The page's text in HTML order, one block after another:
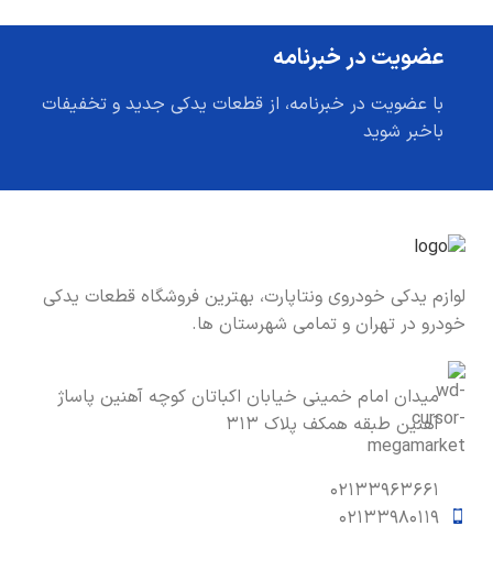
عضویت در خبرنامه
با عضویت در خبرنامه، از قطعات یدکی جدید و تخفیفات
باخبر شوید
لوازم یدکی خودروی ونتاپارت، بهترین فروشگاه قطعات یدکی
خودرو در تهران و تمامی شهرستان ها.
میدان امام خمینی خیابان اکباتان کوچه آهنین پاساژ
آهنین طبقه همکف پلاک ۳۱۳
۰۲۱۳۳۹۶۳۶۶۱
۰۲۱۳۳۹۸۰۱۱۹